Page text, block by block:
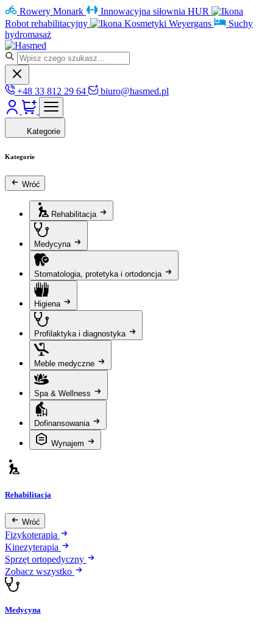
Rowery Monark
Innowacyjna siłownia HUR
Robot rehabilitacyjny
Kosmetyki Weyergans
Suchy
hydromasaż
+48 33 812 29 64 biuro@hasmed.pl
Kategorie
Kategorie
Wróć
Rehabilitacja
Medycyna
Stomatologia, protetyka i ortodoncja
Higiena
Profilaktyka i diagnostyka
Meble medyczne
Spa & Wellness
Dofinansowania
Wynajem
Rehabilitacja
Wróć
Fizykoterapia
Kinezyterapia
Sprzęt ortopedyczny
Zobacz wszystko
Medycyna